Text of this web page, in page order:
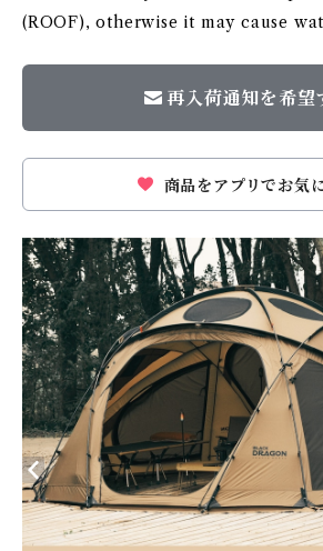
(ROOF), otherwise it may cause
再入荷通知を希望
商品をアプリでお気